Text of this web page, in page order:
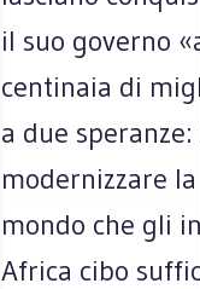
il suo governo
centinaia di
a due
modernizzare
mondo che gli
Africa cibo